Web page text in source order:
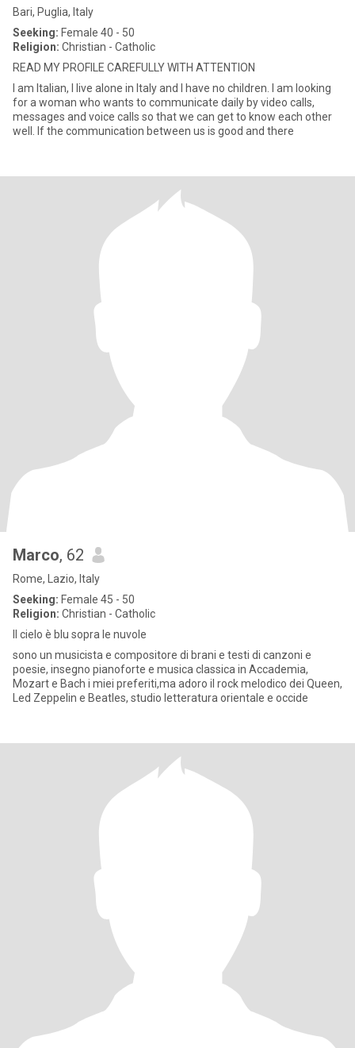
Bari, Puglia, Italy
Seeking: Female 40 - 50
Religion: Christian - Catholic
READ MY PROFILE CAREFULLY WITH ATTENTION
I am Italian, I live alone in Italy and I have no children. I am looking
for a woman who wants to communicate daily by video calls,
messages and voice calls so that we can get to know each other
well. If the communication between us is good and there
Marco, 62
Rome, Lazio, Italy
Seeking: Female 45 - 50
Religion: Christian - Catholic
Il cielo è blu sopra le nuvole
sono un musicista e compositore di brani e testi di canzoni e
poesie, insegno pianoforte e musica classica in Accademia,
Mozart e Bach i miei preferiti,ma adoro il rock melodico dei Queen,
Led Zeppelin e Beatles, studio letteratura orientale e occide